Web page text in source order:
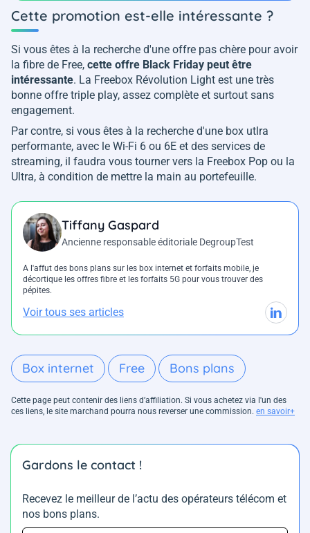
Cette promotion est-elle intéressante ?
Si vous êtes à la recherche d'une offre pas chère pour avoir
la fibre de Free, cette offre Black Friday peut être
intéressante. La Freebox Révolution Light est une très
bonne offre triple play, assez complète et surtout sans
engagement.
Par contre, si vous êtes à la recherche d'une box utlra
performante, avec le Wi-Fi 6 ou 6E et des services de
streaming, il faudra vous tourner vers la Freebox Pop ou la
Ultra, à condition de mettre la main au portefeuille.
Tiffany Gaspard
Ancienne responsable éditoriale DegroupTest
A l'affut des bons plans sur les box internet et forfaits mobile, je
décortique les offres fibre et les forfaits 5G pour vous trouver des
pépites.
Voir tous ses articles
Box internet Free Bons plans
Cette page peut contenir des liens d’affiliation. Si vous achetez via l'un des
ces liens, le site marchand pourra nous reverser une commission. en savoir+
Gardons le contact !
Recevez le meilleur de l’actu des opérateurs télécom et
nos bons plans.